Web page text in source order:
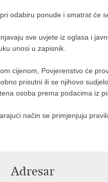
odabiru ponude i smatrat će
sve uvjete iz oglasa i
unosi u zapisnik.
cijenom, Povjerenstvo će
prisutni ili se njihovo
osoba prema podacima iz
način se primjenjuju
Adresar